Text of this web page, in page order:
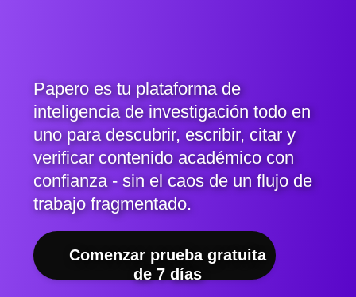
Papero es tu plataforma de
inteligencia de investigación todo en
uno para descubrir, escribir, citar y
verificar contenido académico con
confianza - sin el caos de un flujo de
trabajo fragmentado.
Comenzar prueba gratuita
de 7 días